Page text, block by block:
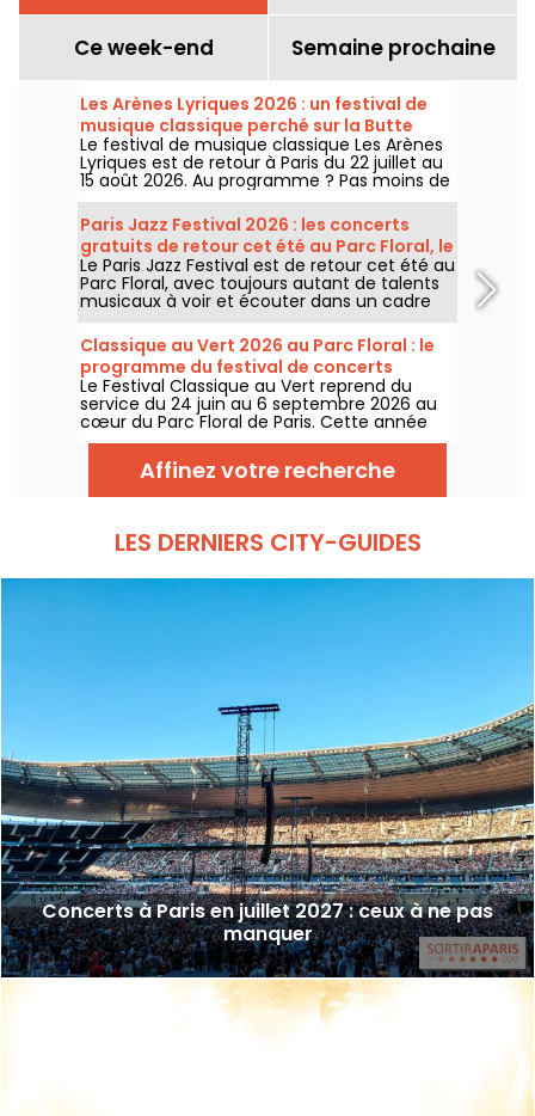
Ce week-end Semaine prochaine
Les Arènes Lyriques 2026 : un festival de
musique classique perché sur la Butte
Montmartre
Le festival de musique classique Les Arènes
Lyriques est de retour à Paris du 22 juillet au
15 août 2026. Au programme ? Pas moins de
16 concerts donnés au sein des Arènes de
Montmartre, un cadre idyllique pour écouter
les grands classiques.
Paris Jazz Festival 2026 : les concerts
gratuits de retour cet été au Parc Floral, le
programme
Le Paris Jazz Festival est de retour cet été au
Parc Floral, avec toujours autant de talents
musicaux à voir et écouter dans un cadre
bucolique. Voici le programme des concerts
gratuits à découvrir du 24 juin au 6
septembre 2026 !
Classique au Vert 2026 au Parc Floral : le
programme du festival de concerts
gratuits
Le Festival Classique au Vert reprend du
service du 24 juin au 6 septembre 2026 au
cœur du Parc Floral de Paris. Cette année
encore, Classique au Vert invite les
mélomanes et les néophytes à prendre du
bon tempo et du beau temps auprès
d’artistes reconnus et en devenir.
Affinez votre recherche
LES DERNIERS CITY-GUIDES
Concerts à Paris en juillet 2027 : ceux à ne pas
manquer